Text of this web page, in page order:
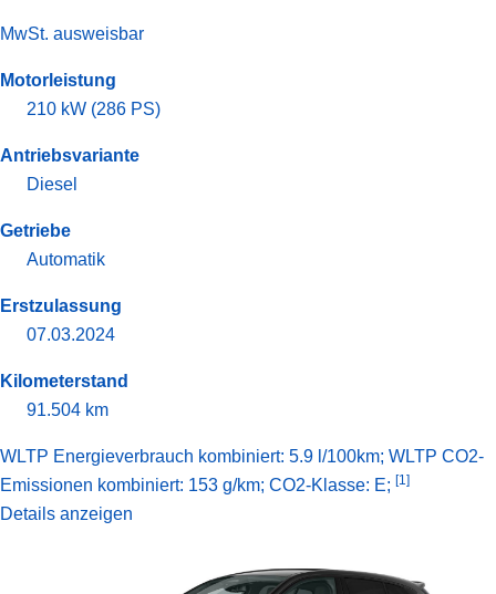
MwSt. ausweisbar
Motorleistung
210 kW (286 PS)
Antriebsvariante
Diesel
Getriebe
Automatik
Erstzulassung
07.03.2024
Kilometerstand
91.504 km
WLTP Energieverbrauch kombiniert: 5.9 l/100km; WLTP CO2-
Emissionen kombiniert: 153 g/km; CO2-Klasse: E; [1]
Details anzeigen